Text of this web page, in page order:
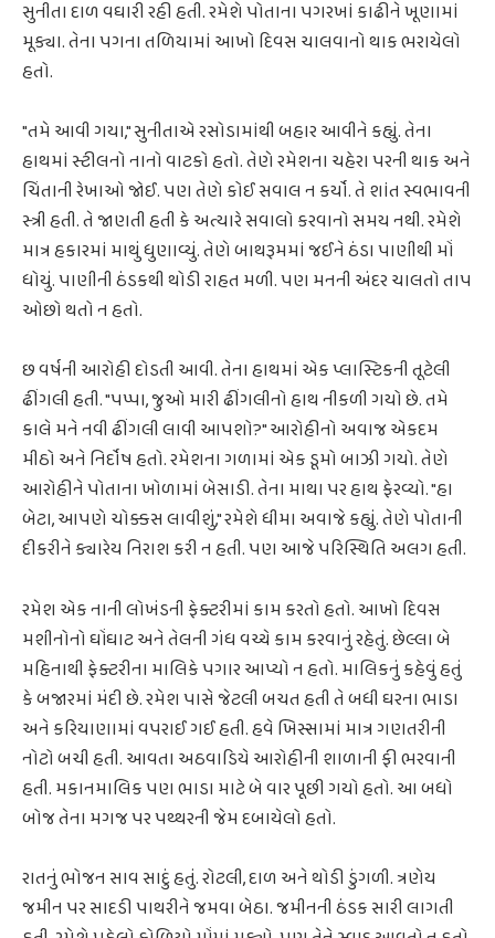
સુનીતા દાળ વઘારી રહી હતી. રમેશે પોતાના પગરખાં કાઢીને ખૂણામાં
મૂક્યા. તેના પગના તળિયામાં આખો દિવસ ચાલવાનો થાક ભરાયેલો
હતો.
"તમે આવી ગયા," સુનીતાએ રસોડામાંથી બહાર આવીને કહ્યું. તેના
હાથમાં સ્ટીલનો નાનો વાટકો હતો. તેણે રમેશના ચહેરા પરની થાક અને
ચિંતાની રેખાઓ જોઈ. પણ તેણે કોઈ સવાલ ન કર્યો. તે શાંત સ્વભાવની
સ્ત્રી હતી. તે જાણતી હતી કે અત્યારે સવાલો કરવાનો સમય નથી. રમેશે
માત્ર હકારમાં માથું ધુણાવ્યું. તેણે બાથરૂમમાં જઈને ઠંડા પાણીથી મોં
ધોયું. પાણીની ઠંડકથી થોડી રાહત મળી. પણ મનની અંદર ચાલતો તાપ
ઓછો થતો ન હતો.
છ વર્ષની આરોહી દોડતી આવી. તેના હાથમાં એક પ્લાસ્ટિકની તૂટેલી
ઢીંગલી હતી. "પપ્પા, જુઓ મારી ઢીંગલીનો હાથ નીકળી ગયો છે. તમે
કાલે મને નવી ઢીંગલી લાવી આપશો?" આરોહીનો અવાજ એકદમ
મીઠો અને નિર્દોષ હતો. રમેશના ગળામાં એક ડૂમો બાઝી ગયો. તેણે
આરોહીને પોતાના ખોળામાં બેસાડી. તેના માથા પર હાથ ફેરવ્યો. "હા
બેટા, આપણે ચોક્કસ લાવીશું," રમેશે ધીમા અવાજે કહ્યું. તેણે પોતાની
દીકરીને ક્યારેય નિરાશ કરી ન હતી. પણ આજે પરિસ્થિતિ અલગ હતી.
રમેશ એક નાની લોખંડની ફેક્ટરીમાં કામ કરતો હતો. આખો દિવસ
મશીનોનો ઘોંઘાટ અને તેલની ગંધ વચ્ચે કામ કરવાનું રહેતું. છેલ્લા બે
મહિનાથી ફેક્ટરીના માલિકે પગાર આપ્યો ન હતો. માલિકનું કહેવું હતું
કે બજારમાં મંદી છે. રમેશ પાસે જેટલી બચત હતી તે બધી ઘરના ભાડા
અને કરિયાણામાં વપરાઈ ગઈ હતી. હવે ખિસ્સામાં માત્ર ગણતરીની
નોટો બચી હતી. આવતા અઠવાડિયે આરોહીની શાળાની ફી ભરવાની
હતી. મકાનમાલિક પણ ભાડા માટે બે વાર પૂછી ગયો હતો. આ બધો
બોજ તેના મગજ પર પથ્થરની જેમ દબાયેલો હતો.
રાતનું ભોજન સાવ સાદું હતું. રોટલી, દાળ અને થોડી ડુંગળી. ત્રણેય
જમીન પર સાદડી પાથરીને જમવા બેઠા. જમીનની ઠંડક સારી લાગતી